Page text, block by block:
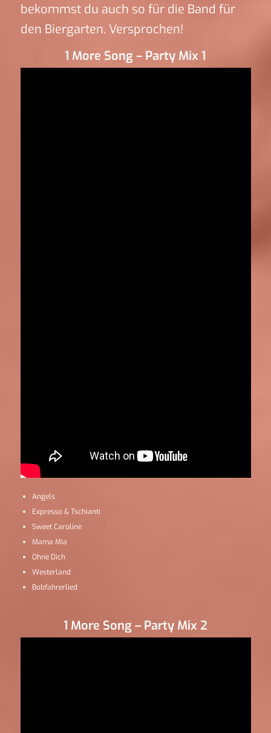
bekommst du auch so für die Band für
den Biergarten. Versprochen!
1 More Song – Party Mix 1
Angels
Expresso & Tschianti
Sweet Caroline
Mama Mia
Ohne Dich
Westerland
Bobfahrerlied
1 More Song – Party Mix 2